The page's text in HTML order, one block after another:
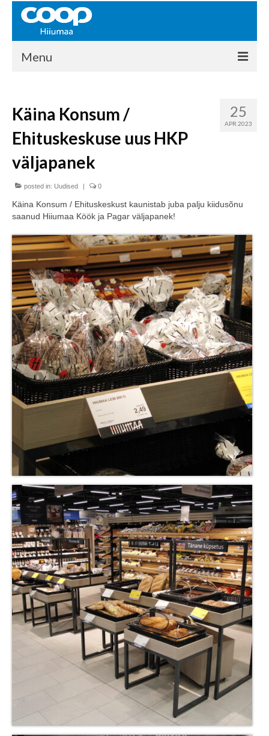
Menu
Kontakt
Liikmed
Ajalugu
KAUPLUSED
EHITUSKESKUS
KAUBAMAJA
KAMPAANIAD
COOP KLIENDIKAART
KINKEKAART
PAKUME TÖÖD
HIIUMAA KÖÖK JA PAGAR
MEIE PANUS
25
APR 2023
Käina Konsum /
Ehituskeskuse uus HKP
väljapanek
posted in: Uudised | 0
Käina Konsum / Ehituskeskust kaunistab juba palju kiidusõnu
saanud Hiiumaa Köök ja Pagar väljapanek!